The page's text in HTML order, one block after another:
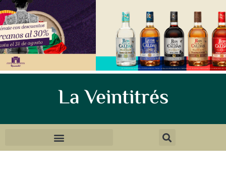
La Veintitrés